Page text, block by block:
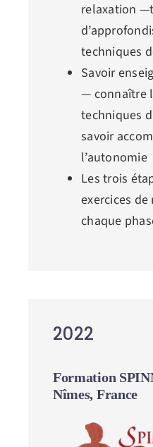
relaxation
techniques
Savoir
— connaître
techniques
savoir
l’autonomie
Les trois
exercices
chaque
2022
Formation
Nîmes, France